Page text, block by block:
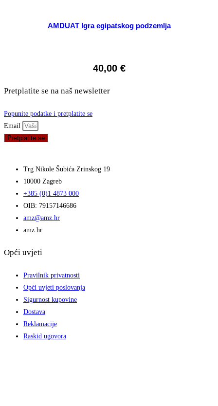
AMDUAT Igra egipatskog podzemlja
40,00 €
Pretplatite se na naš newsletter
Popunite podatke i pretplatite se
Email
Pretplatite se
Trg Nikole Šubića Zrinskog 19
10000 Zagreb
+385 (0)1 4873 000
OIB: 79157146686
amz@amz.hr
amz.hr
Opći uvjeti
Pravilnik privatnosti
Opći uvjeti poslovanja
Sigurnost kupovine
Dostava
Reklamacije
Raskid ugovora